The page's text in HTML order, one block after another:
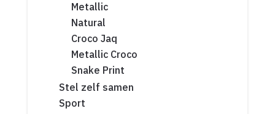
Metallic
Natural
Croco Jaq
Metallic Croco
Snake Print
Stel zelf samen
Sport